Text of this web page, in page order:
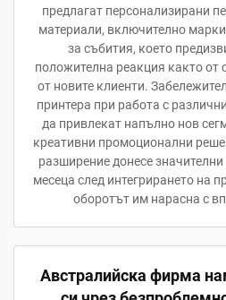
предлагат персонализирани
материали, включително
за събития, което
положителна реакция както от
от новите клиенти.
принтера при работа с
да привлекат напълно нов
креативни промоционални
разширение донесе
месеца след интегрирането на
оборотът им нарасна с
Австралийска фирма